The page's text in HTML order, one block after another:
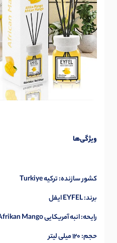
ویژگی‌ها
کشور سازنده: ترکیه Turkiye
برند: EYFEL ایفل
رایحه: انبه آمریکایی Afrikan Mango
حجم: 120 میلی لیتر